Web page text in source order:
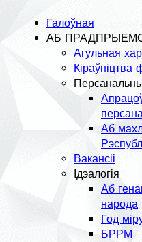
Галоўная
АБ
Агульная
Кіраўніцтва
Аб
Вакансіі
Ідэалогія
Аб
народа
Год
БРРМ